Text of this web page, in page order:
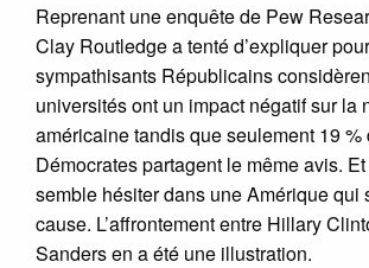
Reprenant une enquête de Pew
Clay Routledge a tenté d’expliquer
sympathisants Républicains
universités ont un impact négatif sur la
américaine tandis que seulement 19 %
Démocrates partagent le même avis.
semble hésiter dans une Amérique qui
cause. L’affrontement entre Hillary
Sanders en a été une illustration.